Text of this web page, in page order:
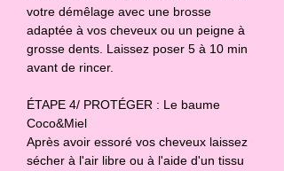
votre démêlage avec une brosse
adaptée à vos cheveux ou un peigne à
grosse dents. Laissez poser 5 à 10 min
avant de rincer.
ÉTAPE 4/ PROTÉGER : Le baume
Coco&Miel
Après avoir essoré vos cheveux laissez
sécher à l'air libre ou à l'aide d'un tissu